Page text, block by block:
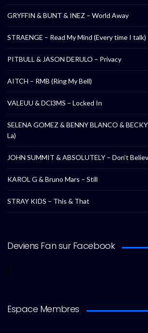
GRYFFIN & BUNT & INEZ – World Away
STRAENGE – Read My Mind (Every time I talk)
PITBULL & JASON DERULO – Privacy
AITCH – RMB (Ring My Bell)
VALEUU & DCl3MS – Locked In
SELENA GOMEZ & BENNY BLANCO &
La)
JOHN SUMMIT & ABSOLUTELY – Don’t
KAROL G & Bruno Mars – Still
STRAY KIDS – This & That
Deviens Fan sur Facebook
Espace Membres